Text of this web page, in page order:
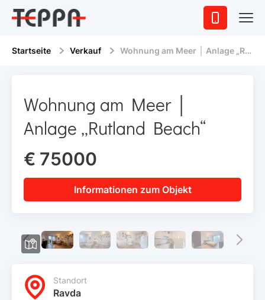
Startseite Verkauf Wohnung am Meer │ Anlage „Rutland Beach“
Wohnung am Meer │
Anlage „Rutland Beach“
€ 75000
Informationen zum Objekt
Standort
Ravda